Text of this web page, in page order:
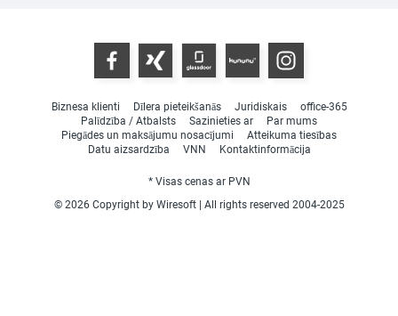
Biznesa klienti Dīlera pieteikšanās Juridiskais
office-365
Palīdzība / Atbalsts
Sazinieties ar
Par mums
Piegādes un maksājumu nosacījumi
Atteikuma tiesības
Datu aizsardzība
VNN Kontaktinformācija
* Visas cenas ar PVN
© 2026 Copyright by Wiresoft | All rights reserved 2004-2025